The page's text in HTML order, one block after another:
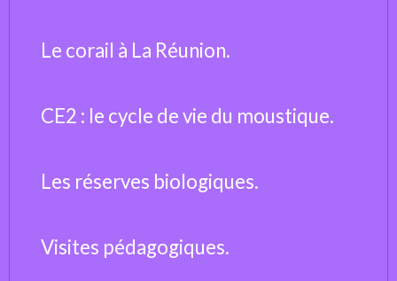
Le corail à La Réunion.
CE2 : le cycle de vie du moustique.
Les réserves biologiques.
Visites pédagogiques.